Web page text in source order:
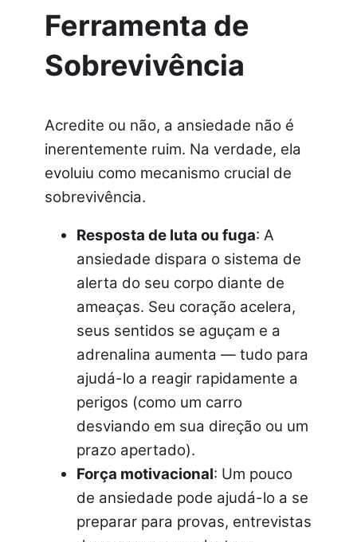
Ferramenta de
Sobrevivência
Acredite ou não, a ansiedade não é
inerentemente ruim. Na verdade, ela
evoluiu como mecanismo crucial de
sobrevivência.
Resposta de luta ou fuga: A
ansiedade dispara o sistema de
alerta do seu corpo diante de
ameaças. Seu coração acelera,
seus sentidos se aguçam e a
adrenalina aumenta — tudo para
ajudá-lo a reagir rapidamente a
perigos (como um carro
desviando em sua direção ou um
prazo apertado).
Força motivacional: Um pouco
de ansiedade pode ajudá-lo a se
preparar para provas, entrevistas